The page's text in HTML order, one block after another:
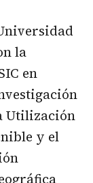
la
en
Utilización
y el